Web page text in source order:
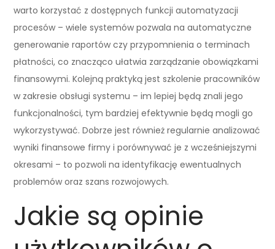
warto korzystać z dostępnych funkcji automatyzacji
procesów – wiele systemów pozwala na automatyczne
generowanie raportów czy przypomnienia o terminach
płatności, co znacząco ułatwia zarządzanie obowiązkami
finansowymi. Kolejną praktyką jest szkolenie pracowników
w zakresie obsługi systemu – im lepiej będą znali jego
funkcjonalności, tym bardziej efektywnie będą mogli go
wykorzystywać. Dobrze jest również regularnie analizować
wyniki finansowe firmy i porównywać je z wcześniejszymi
okresami – to pozwoli na identyfikację ewentualnych
problemów oraz szans rozwojowych.
Jakie są opinie